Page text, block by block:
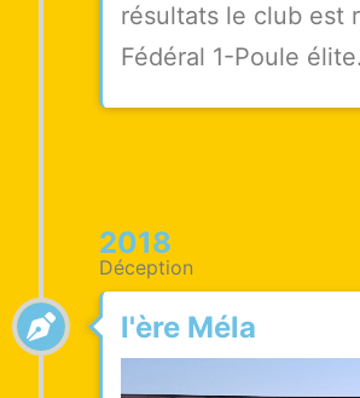
résultats le club est
Fédéral 1-Poule élite.
2018
Déception
l'ère Méla